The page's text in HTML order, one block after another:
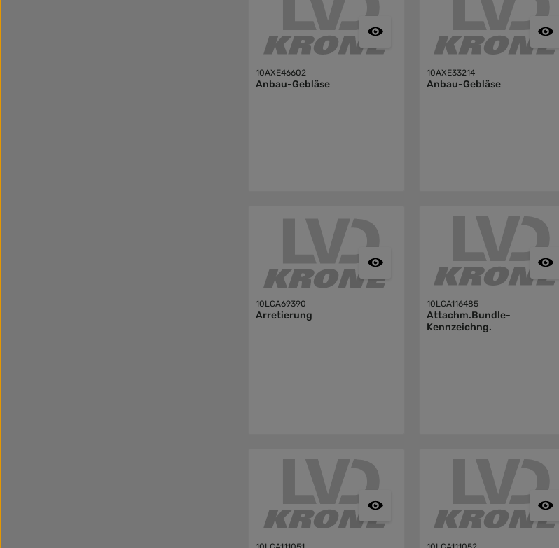
10AXE46602
Anbau-Gebläse
10AXE33214
Anbau-Gebläse
10LCA69390
Arretierung
10LCA116485
Attachm.Bundle-
Kennzeichng.